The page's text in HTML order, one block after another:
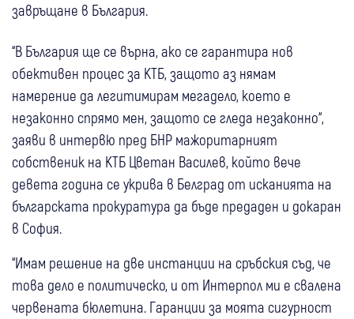
завръщане в България.
“В България ще се върна, ако се гарантира нов
обективен процес за КТБ, защото аз нямам
намерение да легитимирам мегадело, което е
незаконно спрямо мен, защото се гледа незаконно“,
заяви в интервю пред БНР мажоритарният
собственик на КТБ Цветан Василев, който вече
девета година се укрива в Белград от исканията на
българската прокуратура да бъде предаден и докаран
в София.
“Имам решение на две инстанции на сръбския съд, че
това дело е политическо, и от Интерпол ми е свалена
червената бюлетина. Гаранции за моята сигурност